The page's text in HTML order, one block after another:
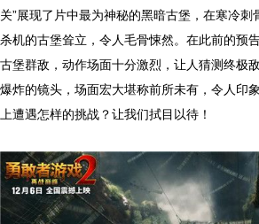
关”展现了片中最为神秘的黑暗古堡，在寒冷
杀机的古堡耸立，令人毛骨悚然。在此前的预
古堡群敌，动作场面十分激烈，让人猜测终极
爆炸的镜头，场面宏大堪称前所未有，令人印
上遭遇怎样的挑战？让我们拭目以待！